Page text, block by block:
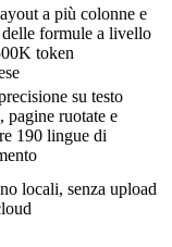
a più colonne e
formule a livello
token
su testo
pagine ruotate e
190 lingue di
locali, senza upload